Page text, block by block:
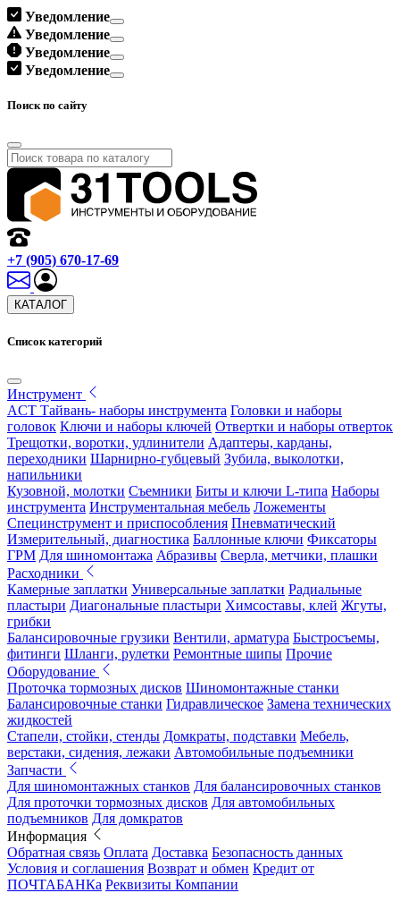
Уведомление
Уведомление
Уведомление
Уведомление
Поиск по сайту
+7 (905) 670-17-69
КАТАЛОГ
Список категорий
Инструмент
ACT Тайвань- наборы инструмента Головки и наборы
головок Ключи и наборы ключей Отвертки и наборы отверток
Трещотки, воротки, удлинители Адаптеры, карданы,
переходники Шарнирно-губцевый Зубила, выколотки,
напильники
Кузовной, молотки Съемники Биты и ключи L-типа Наборы
инструмента Инструментальная мебель Ложементы
Специнструмент и приспособления Пневматический
Измерительный, диагностика Баллонные ключи Фиксаторы
ГРМ Для шиномонтажа Абразивы Сверла, метчики, плашки
Расходники
Камерные заплатки Универсальные заплатки Радиальные
пластыри Диагональные пластыри Химсоставы, клей Жгуты,
грибки
Балансировочные грузики Вентили, арматура Быстросъемы,
фитинги Шланги, рулетки Ремонтные шипы Прочие
Оборудование
Проточка тормозных дисков Шиномонтажные станки
Балансировочные станки Гидравлическое Замена технических
жидкостей
Стапели, стойки, стенды Домкраты, подставки Мебель,
верстаки, сидения, лежаки Автомобильные подъемники
Запчасти
Для шиномонтажных станков Для балансировочных станков
Для проточки тормозных дисков Для автомобильных
подъемников Для домкратов
Информация
Обратная связь Оплата Доставка Безопасность данных
Условия и соглашения Возврат и обмен Кредит от
ПОЧТАБАНКа Реквизиты Компании